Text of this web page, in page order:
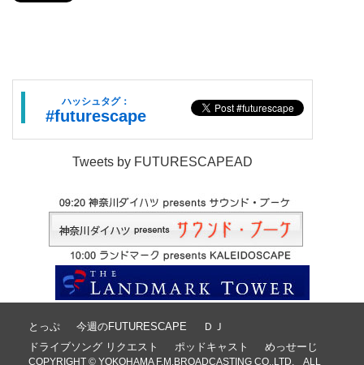
ハッシュタグ：
#futurescape
Tweets by FUTURESCAPEAD
とっぷ 今週のFUTURESCAPE
ＤＪ
ドライブソング リクエスト
ポッドキャスト めっせーじ
COPYRIGHT © YOKOHAMA F.M.BROADCASTING CO.,LTD. ALL